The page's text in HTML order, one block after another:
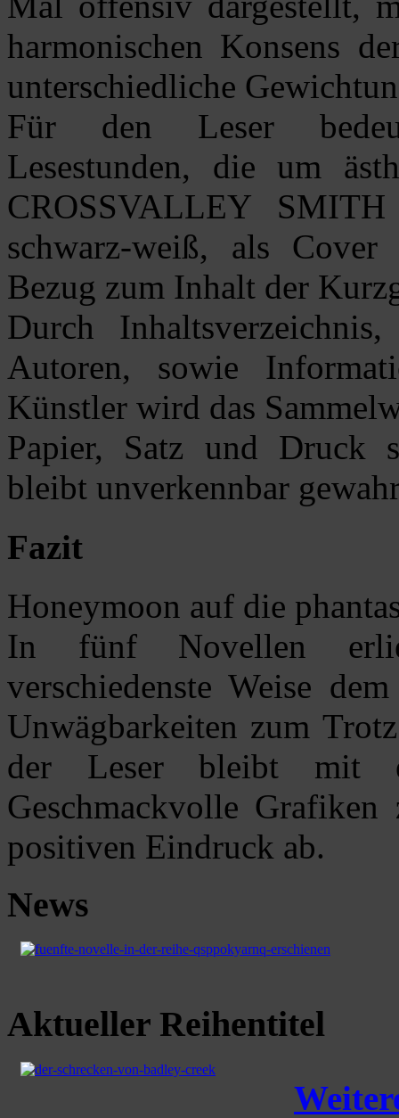
harmonischen Konsens
unterschiedliche
Für den Leser
Lesestunden, die um
CROSSVALLEY
schwarz-weiß, als
Bezug zum Inhalt der
Durch
Autoren, sowie
Künstler wird das
Papier, Satz und Druck
bleibt unverkennbar
Fazit
Honeymoon auf die
In fünf Novellen
verschiedenste Weise
Unwägbarkeiten zum
der Leser bleibt mit
Geschmackvolle
positiven Eindruck ab.
News
Aktueller Reihentitel